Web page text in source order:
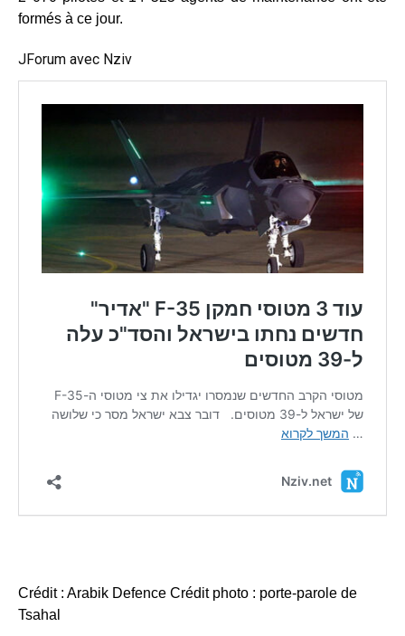
formés à ce jour.
JForum avec Nziv
Crédit : Arabik Defence Crédit photo : porte-parole de
Tsahal